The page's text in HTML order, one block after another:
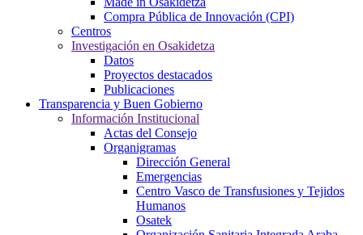
Compra Pública de Innovación (CPI)
Centros
Investigación en Osakidetza
Datos
Proyectos destacados
Publicaciones
Transparencia y Buen Gobierno
Información Institucional
Actas del Consejo
Organigramas
Dirección General
Emergencias
Centro Vasco de Transfusiones y Tejidos
Humanos
Osatek